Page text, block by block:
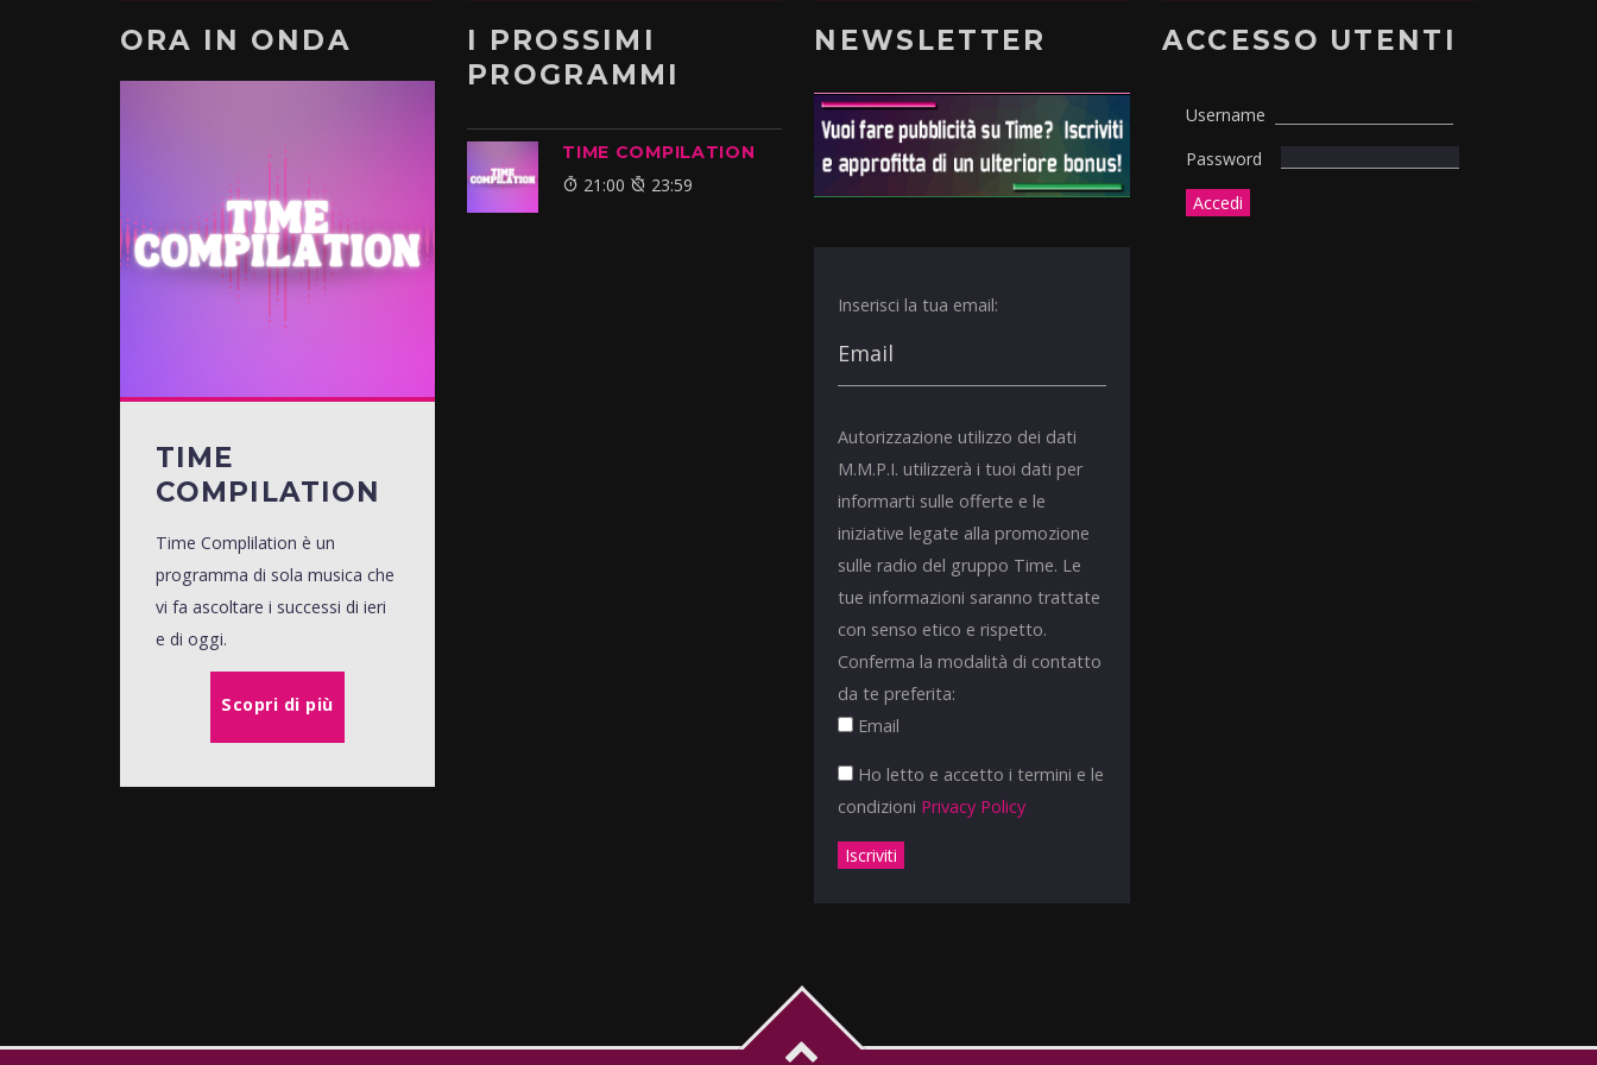
ORA IN ONDA
TIME
COMPILATION
Time Complilation è un
programma di sola musica che
vi fa ascoltare i successi di ieri
e di oggi.
Scopri di più
I PROSSIMI
PROGRAMMI
TIME COMPILATION
21:00 23:59
NEWSLETTER
Inserisci la tua email:
Autorizzazione utilizzo dei dati
M.M.P.I. utilizzerà i tuoi dati per
informarti sulle offerte e le
iniziative legate alla promozione
sulle radio del gruppo Time. Le
tue informazioni saranno trattate
con senso etico e rispetto.
Conferma la modalità di contatto
da te preferita:
Email
Ho letto e accetto i termini e le
condizioni Privacy Policy
ACCESSO UTENTI
Username
Password